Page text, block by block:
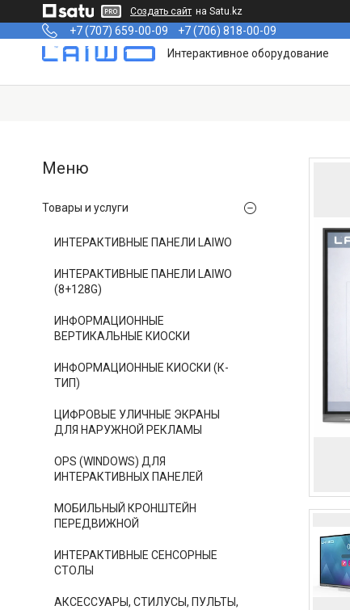
Создать сайт на Satu.kz
+7 (707) 659-00-09
+7 (706) 818-00-09
Интерактивное оборудование
Товары и услуги
ИНТЕРАКТИВНЫЕ ПАНЕЛИ LAIWO
ИНТЕРАКТИВНЫЕ ПАНЕЛИ LAIWO
(8+128G)
ИНФОРМАЦИОННЫЕ
ВЕРТИКАЛЬНЫЕ КИОСКИ
ИНФОРМАЦИОННЫЕ КИОСКИ (К-
ТИП)
ЦИФРОВЫЕ УЛИЧНЫЕ ЭКРАНЫ
ДЛЯ НАРУЖНОЙ РЕКЛАМЫ
OPS (WINDOWS) ДЛЯ
ИНТЕРАКТИВНЫХ ПАНЕЛЕЙ
МОБИЛЬНЫЙ КРОНШТЕЙН
ПЕРЕДВИЖНОЙ
ИНТЕРАКТИВНЫЕ СЕНСОРНЫЕ
СТОЛЫ
АКСЕССУАРЫ, СТИЛУСЫ, ПУЛЬТЫ,